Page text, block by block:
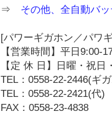
⇒ その他、全自動バ
[パワーギガホン／パワ
【営業時間】平日9:00-
【定 休 日】日曜・祝日
TEL：0558-22-2446(ギ
TEL：0558-22-2421(代)
FAX：0558-23-4838